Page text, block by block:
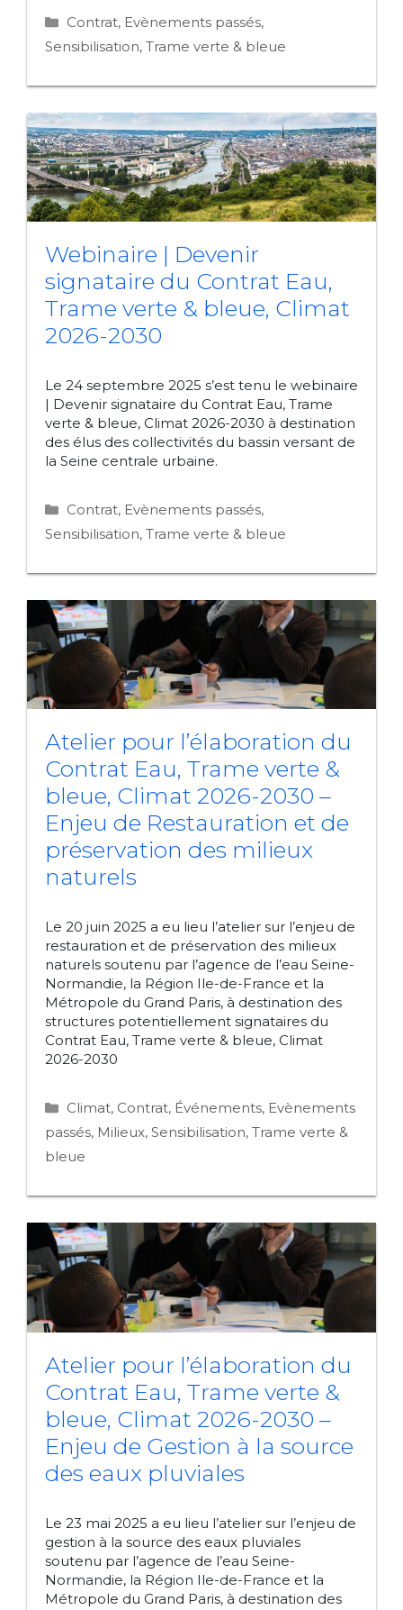
Catégories
Contrat, Evènements passés,
Sensibilisation, Trame verte & bleue
Webinaire | Devenir
signataire du Contrat Eau,
Trame verte & bleue, Climat
2026-2030
Le 24 septembre 2025 s’est tenu le webinaire
| Devenir signataire du Contrat Eau, Trame
verte & bleue, Climat 2026-2030 à destination
des élus des collectivités du bassin versant de
la Seine centrale urbaine.
Catégories
Contrat, Evènements passés,
Sensibilisation, Trame verte & bleue
Atelier pour l’élaboration du
Contrat Eau, Trame verte &
bleue, Climat 2026-2030 –
Enjeu de Restauration et de
préservation des milieux
naturels
Le 20 juin 2025 a eu lieu l’atelier sur l’enjeu de
restauration et de préservation des milieux
naturels soutenu par l’agence de l’eau Seine-
Normandie, la Région Ile-de-France et la
Métropole du Grand Paris, à destination des
structures potentiellement signataires du
Contrat Eau, Trame verte & bleue, Climat
2026-2030
Catégories
Climat, Contrat, Événements, Evènements
passés, Milieux, Sensibilisation, Trame verte &
bleue
Atelier pour l’élaboration du
Contrat Eau, Trame verte &
bleue, Climat 2026-2030 –
Enjeu de Gestion à la source
des eaux pluviales
Le 23 mai 2025 a eu lieu l’atelier sur l’enjeu de
gestion à la source des eaux pluviales
soutenu par l’agence de l’eau Seine-
Normandie, la Région Ile-de-France et la
Métropole du Grand Paris, à destination des